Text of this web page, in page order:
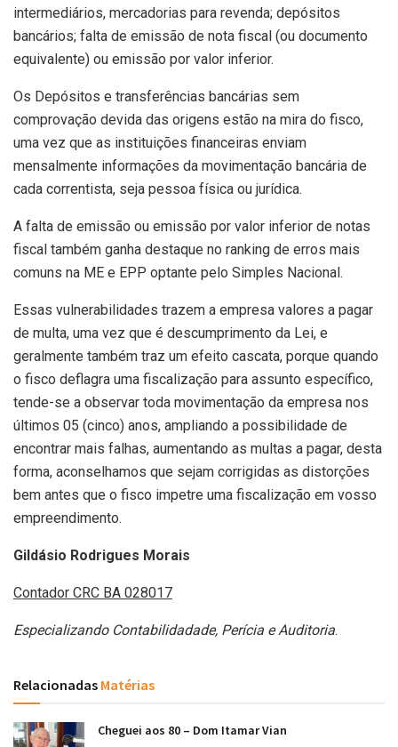
intermediários, mercadorias para revenda; depósitos
bancários; falta de emissão de nota fiscal (ou documento
equivalente) ou emissão por valor inferior.
Os Depósitos e transferências bancárias sem
comprovação devida das origens estão na mira do fisco,
uma vez que as instituições financeiras enviam
mensalmente informações da movimentação bancária de
cada correntista, seja pessoa física ou jurídica.
A falta de emissão ou emissão por valor inferior de notas
fiscal também ganha destaque no ranking de erros mais
comuns na ME e EPP optante pelo Simples Nacional.
Essas vulnerabilidades trazem a empresa valores a pagar
de multa, uma vez que é descumprimento da Lei, e
geralmente também traz um efeito cascata, porque quando
o fisco deflagra uma fiscalização para assunto específico,
tende-se a observar toda movimentação da empresa nos
últimos 05 (cinco) anos, ampliando a possibilidade de
encontrar mais falhas, aumentando as multas a pagar, desta
forma, aconselhamos que sejam corrigidas as distorções
bem antes que o fisco impetre uma fiscalização em vosso
empreendimento.
Gildásio Rodrigues Morais
Contador CRC BA 028017
Especializando Contabilidadade, Perícia e Auditoria.
Relacionadas Matérias
Cheguei aos 80 – Dom Itamar Vian